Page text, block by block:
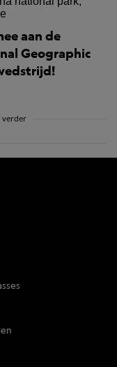
aan de
Geographic
verder